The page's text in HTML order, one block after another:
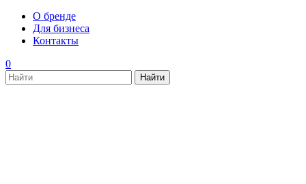
О бренде
Для бизнеса
Контакты
0